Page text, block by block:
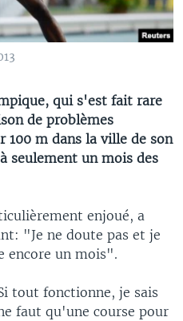
qui s'est fait rare
de problèmes
100 m dans la ville de son
seulement un mois des
enjoué, a
"Je ne doute pas et je
encore un mois".
tout fonctionne, je sais
faut qu'une course pour